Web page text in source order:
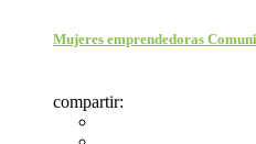
Mujeres emprendedoras
compartir: